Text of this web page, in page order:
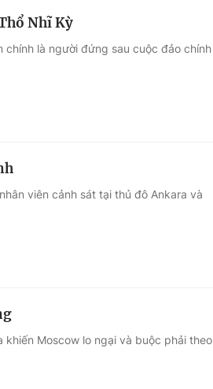
Nhĩ Kỳ
chính là người đứng sau cuộc đảo chính
viên cảnh sát tại thủ đô Ankara và
Moscow lo ngại và buộc phải theo